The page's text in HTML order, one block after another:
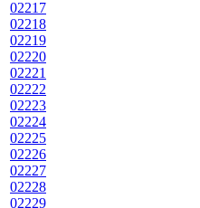
02217
02218
02219
02220
02221
02222
02223
02224
02225
02226
02227
02228
02229